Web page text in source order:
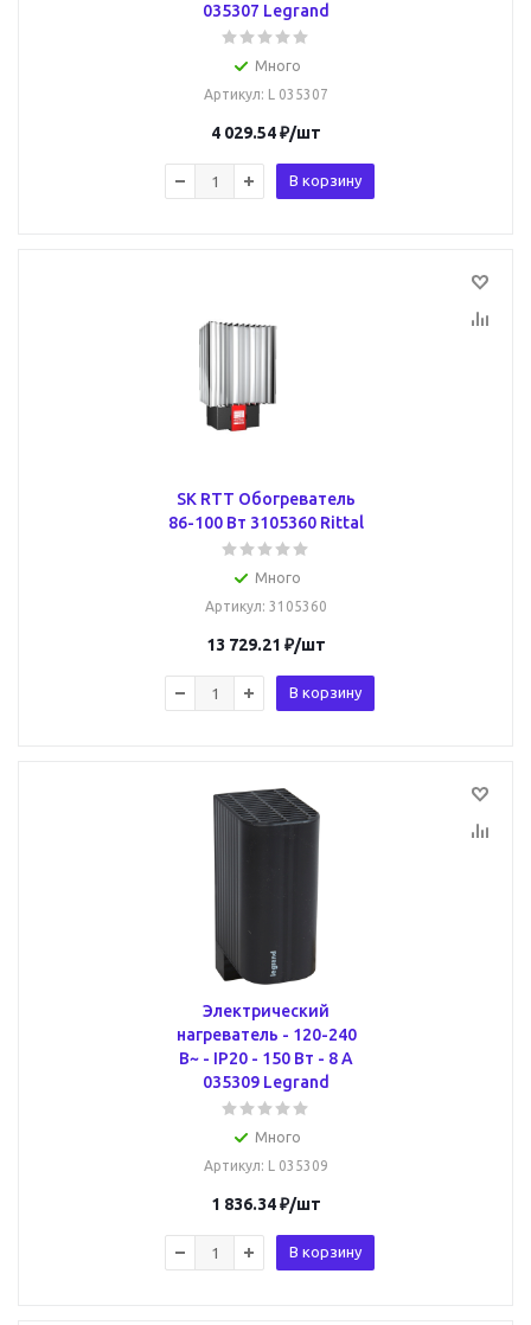
035307 Legrand
Много
Артикул: L 035307
4 029.54₽/шт
В корзину
SK RTT Обогреватель
86-100 Вт 3105360 Rittal
Много
Артикул: 3105360
13 729.21 ₽/шт
В корзину
Электрический
нагреватель - 120-240
В~ - IP20 - 150 Вт - 8 А
035309 Legrand
Много
Артикул: L 035309
1 836.34₽/шт
В корзину